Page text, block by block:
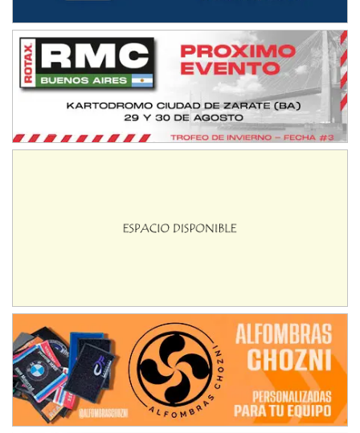
NORESTE SANTAFESINO - F6
Ciudad de Avellaneda (Asfalto)
Avellaneda (Santa Fe)
SUR SANTAFESINO - F4
José Samuel Sánchez (Tierra)
Rufino (Santa Fe)
TUCUMANO - F5